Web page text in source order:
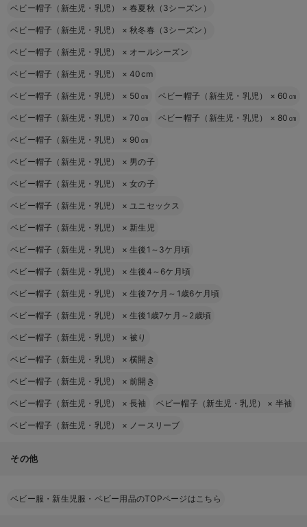
ベビー帽子（新生児・乳児） ×春夏秋（3シーズン）
ベビー帽子（新生児・乳児） ×秋冬春（3シーズン）
ベビー帽子（新生児・乳児） × オールシーズン
ベビー帽子（新生児・乳児） ×40cm
ベビー帽子（新生児・乳児） × 50㎝ ベビー帽子（新生児・乳児） × 60㎝
ベビー帽子（新生児・乳児） ×70㎝ ベビー帽子（新生児・乳児） × 80㎝
ベビー帽子（新生児・乳児） × 90㎝
ベビー帽子（新生児・乳児） × 男の子
ベビー帽子（新生児・乳児） ×女の子
ベビー帽子（新生児・乳児） ×ユニセックス
ベビー帽子（新生児・乳児） × 新生児
ベビー帽子（新生児・乳児） ×生後1～3ケ月頃
ベビー帽子（新生児・乳児） ×生後4～6ケ月頃
ベビー帽子（新生児・乳児） ×生後7ケ月～1歳6ケ月頃
ベビー帽子（新生児・乳児） ×生後1歳7ケ月～2歳頃
ベビー帽子（新生児・乳児） ×被り
ベビー帽子（新生児・乳児） ×横開き
ベビー帽子（新生児・乳児） ×前開き
ベビー帽子（新生児・乳児） ×長袖 ベビー帽子（新生児・乳児） × 半袖
ベビー帽子（新生児・乳児） × ノースリーブ
その他
ベビー服・新生児服・ベビー用品のTOPページはこちら